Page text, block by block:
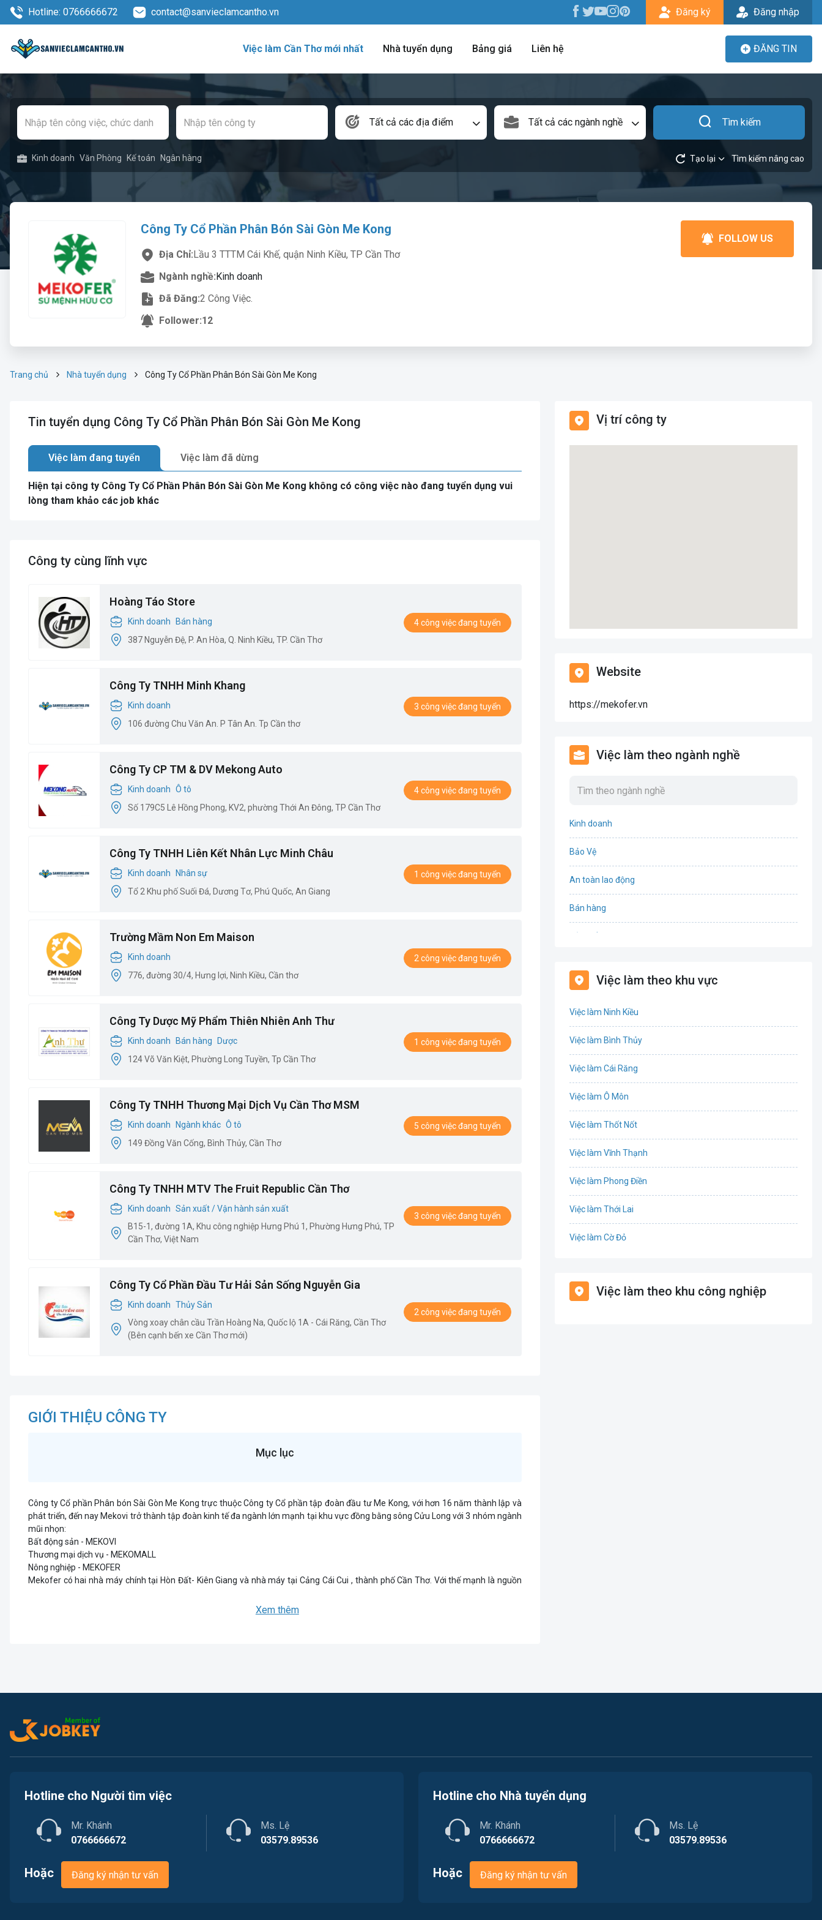
Hotline: 0766666672 contact@sanvieclamcantho.vn Đăng ký Đăng nhập
Việc làm Cần Thơ mới nhất Nhà tuyển dụng Bảng giá Liên hệ ĐĂNG TIN
Tất cả các địa điểm Tất cả các ngành nghề Tìm kiếm
Kinh doanh Văn Phòng Kế toán Ngân hàng Tạo lại Tìm kiếm nâng cao
Công Ty Cổ Phần Phân Bón Sài Gòn Me Kong
Địa Chỉ:Lầu 3 TTTM Cái Khế, quận Ninh Kiều, TP Cần Thơ
Ngành nghề:Kinh doanh
Đã Đăng:2 Công Việc.
Follower:12
FOLLOW US
Trang chủ Nhà tuyển dụng Công Ty Cổ Phần Phân Bón Sài Gòn Me Kong
Tin tuyển dụng Công Ty Cổ Phần Phân Bón Sài Gòn Me Kong
Việc làm đang tuyển Việc làm đã dừng
Hiện tại công ty Công Ty Cổ Phần Phân Bón Sài Gòn Me Kong không có công việc nào đang tuyển dụng vui
lòng tham khảo các job khác
Công ty cùng lĩnh vực
Hoàng Táo Store
Kinh doanh Bán hàng
387 Nguyễn Đệ, P. An Hòa, Q. Ninh Kiều, TP. Cần Thơ
4 công việc đang tuyển
Công Ty TNHH Minh Khang
Kinh doanh
106 đường Chu Văn An. P Tân An. Tp Cần thơ
3 công việc đang tuyển
Công Ty CP TM & DV Mekong Auto
Kinh doanh Ô tô
Số 179C5 Lê Hồng Phong, KV2, phường Thới An Đông, TP Cần Thơ
4 công việc đang tuyển
Công Ty TNHH Liên Kết Nhân Lực Minh Châu
Kinh doanh Nhân sự
Tổ 2 Khu phố Suối Đá, Dương Tơ, Phú Quốc, An Giang
1 công việc đang tuyển
Trường Mầm Non Em Maison
Kinh doanh
776, đường 30/4, Hưng lợi, Ninh Kiều, Cần thơ
2 công việc đang tuyển
Công Ty Dược Mỹ Phẩm Thiên Nhiên Anh Thư
Kinh doanh Bán hàng Dược
124 Võ Văn Kiệt, Phường Long Tuyền, Tp Cần Thơ
1 công việc đang tuyển
Công Ty TNHH Thương Mại Dịch Vụ Cần Thơ MSM
Kinh doanh Ngành khác Ô tô
149 Đồng Văn Cống, Bình Thủy, Cần Thơ
5 công việc đang tuyển
Công Ty TNHH MTV The Fruit Republic Cần Thơ
Kinh doanh Sản xuất / Vận hành sản xuất
B15-1, đường 1A, Khu công nghiệp Hưng Phú 1, Phường Hưng Phú, TP
Cần Thơ, Việt Nam
3 công việc đang tuyển
Công Ty Cổ Phần Đầu Tư Hải Sản Sống Nguyễn Gia
Kinh doanh Thủy Sản
Vòng xoay chân cầu Trần Hoàng Na, Quốc lộ 1A - Cái Răng, Cần Thơ
(Bên cạnh bến xe Cần Thơ mới)
2 công việc đang tuyển
GIỚI THIỆU CÔNG TY
Mục lục
Công ty Cổ phần Phân bón Sài Gòn Me Kong trực thuộc Công ty Cổ phần tập đoàn đầu tư Me Kong, với hơn 16 năm thành lập và
phát triển, đến nay Mekovi trở thành tập đoàn kinh tế đa ngành lớn mạnh tại khu vực đồng bằng sông Cửu Long với 3 nhóm ngành
mũi nhọn:
Bất động sản - MEKOVI
Thương mại dịch vụ - MEKOMALL
Nông nghiệp - MEKOFER
Mekofer có hai nhà máy chính tại Hòn Đất- Kiên Giang và nhà máy tại Cảng Cái Cui , thành phố Cần Thơ. Với thế mạnh là nguồn
Xem thêm
Vị trí công ty
Website
https://mekofer.vn
Việc làm theo ngành nghề
Kinh doanh
Bảo Vệ
An toàn lao động
Bán hàng
Biên phiên dịch
Văn Phòng
Vệ sinh công nghiệp
Việc làm theo khu vực
Việc làm Ninh Kiều
Việc làm Bình Thủy
Việc làm Cái Răng
Việc làm Ô Môn
Việc làm Thốt Nốt
Việc làm Vĩnh Thạnh
Việc làm Phong Điền
Việc làm Thới Lai
Việc làm Cờ Đỏ
Việc làm Cái Khế
Việc làm Sóc Trăng
Việc làm Mỹ Xuyên
Việc làm Vĩnh Châu
Việc làm theo khu công nghiệp
Hotline cho Người tìm việc
Mr. Khánh
0766666672
Ms. Lệ
03579.89536
Hoặc Đăng ký nhận tư vấn
Hotline cho Nhà tuyển dụng
Mr. Khánh
0766666672
Ms. Lệ
03579.89536
Hoặc Đăng ký nhận tư vấn